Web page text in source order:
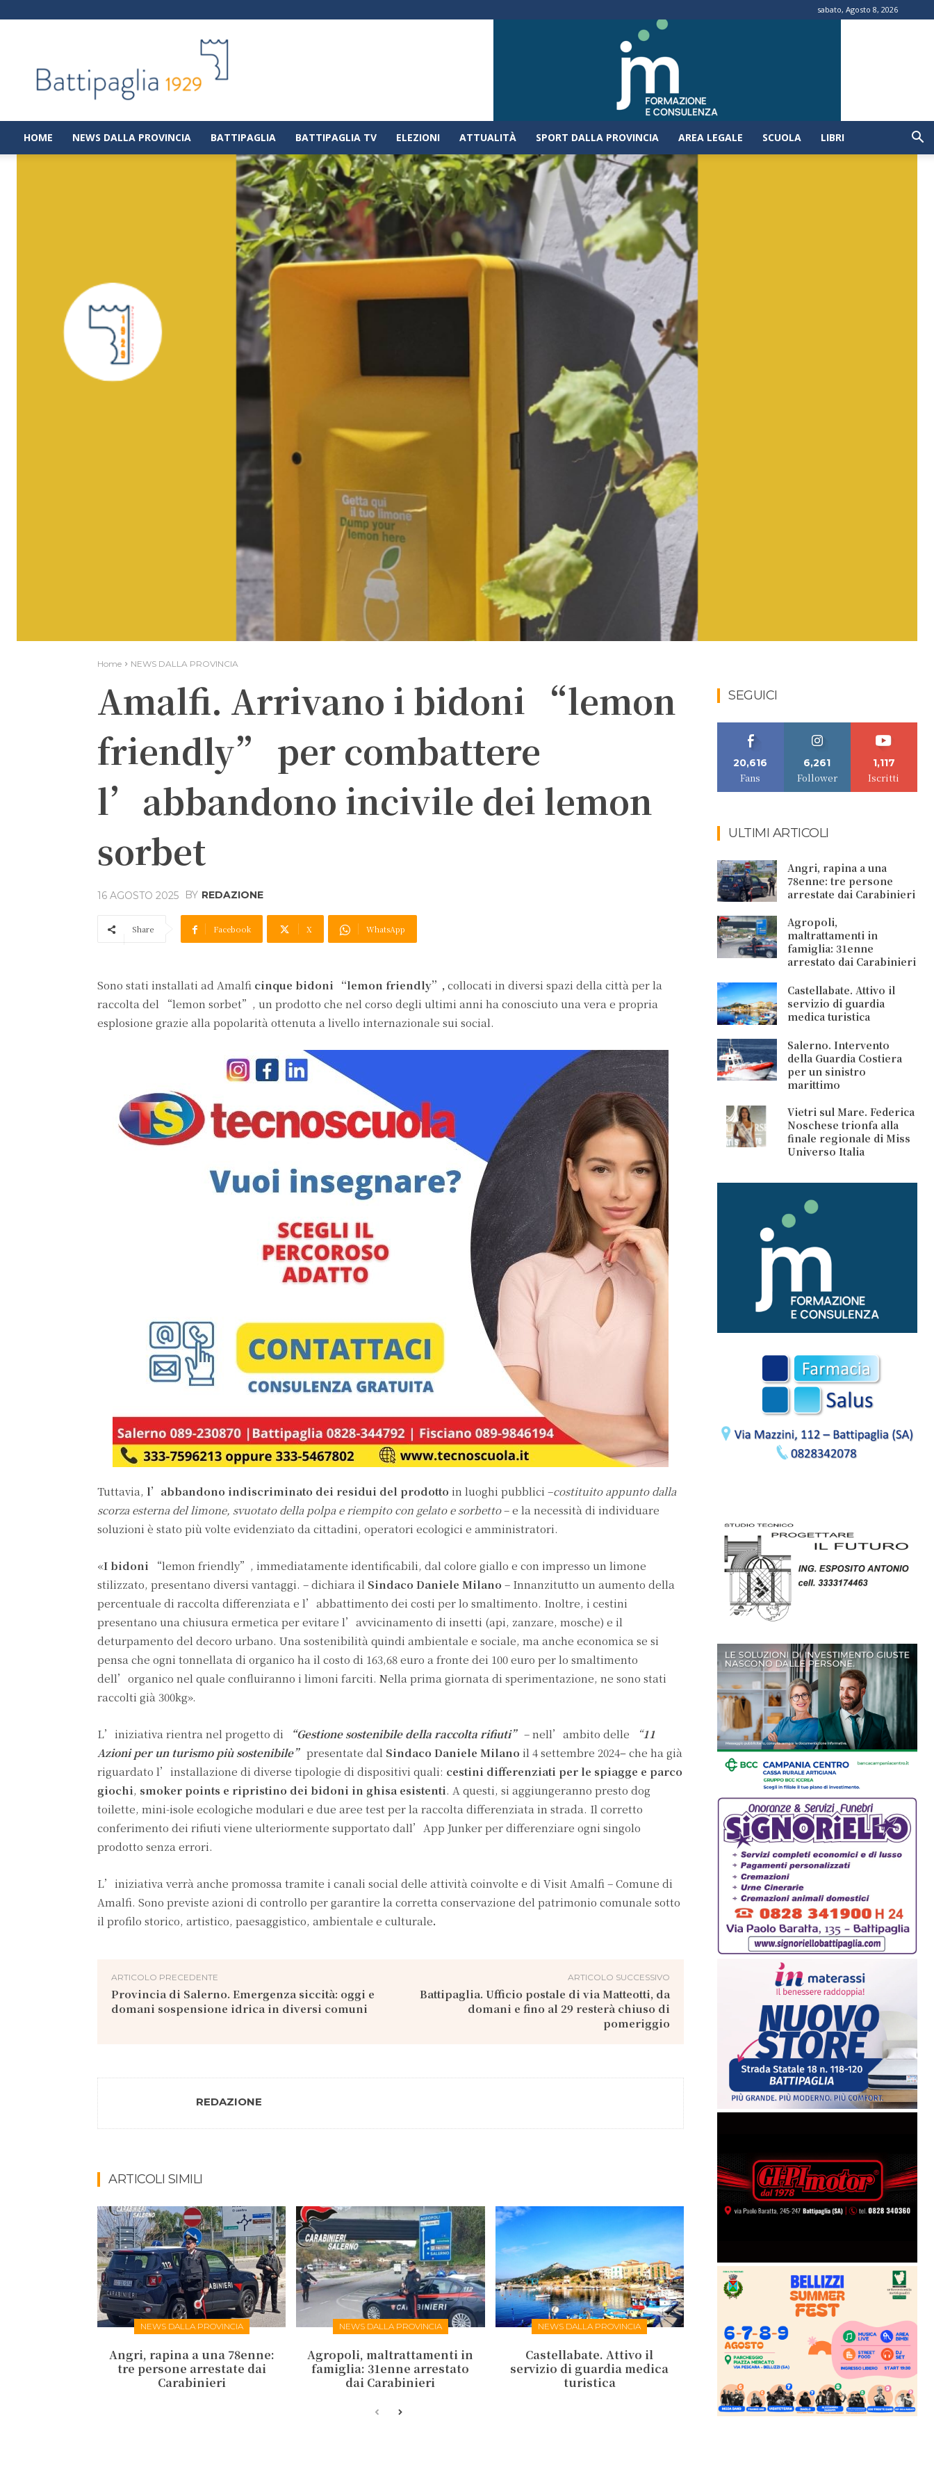
sabato, Agosto 8, 2026
|
Notizie
dalla
città
di
HOME NEWS DALLA PROVINCIA BATTIPAGLIA BATTIPAGLIA TV ELEZIONI ATTUALITÀ SPORT DALLA PROVINCIA AREA LEGALE SCUOLA LIBRI
Home NEWS DALLA PROVINCIA
Amalfi. Arrivano i bidoni “lemon
friendly” per combattere
l’abbandono incivile dei lemon
sorbet
16 AGOSTO 2025 BY REDAZIONE
Share Facebook X WhatsApp
Sono stati installati ad Amalfi cinque bidoni “lemon friendly”, collocati in diversi spazi della città per la
raccolta del “lemon sorbet”, un prodotto che nel corso degli ultimi anni ha conosciuto una vera e propria
esplosione grazie alla popolarità ottenuta a livello internazionale sui social.
Tuttavia, l’abbandono indiscriminato dei residui del prodotto in luoghi pubblici –costituito appunto dalla
scorza esterna del limone, svuotato della polpa e riempito con gelato e sorbetto– e la necessità di individuare
soluzioni è stato più volte evidenziato da cittadini, operatori ecologici e amministratori.
«I bidoni
“lemon friendly”, immediatamente identificabili, dal colore giallo e con impresso un limone
stilizzato, presentano diversi vantaggi. – dichiara il Sindaco Daniele Milano – Innanzitutto un aumento della
percentuale di raccolta differenziata e l’abbattimento dei costi per lo smaltimento. Inoltre, i cestini
presentano una chiusura ermetica per evitare l’avvicinamento di insetti (api, zanzare, mosche) e il
deturpamento del decoro urbano. Una sostenibilità quindi ambientale e sociale, ma anche economica se si
pensa che ogni tonnellata di organico ha il costo di 163,68 euro a fronte dei 100 euro per lo smaltimento
dell’organico nel quale confluiranno i limoni farciti. Nella prima giornata di sperimentazione, ne sono stati
raccolti già 300kg».
L’iniziativa rientra nel progetto di “Gestione sostenibile della raccolta rifiuti” – nell’ambito delle “11
Azioni per un turismo più sostenibile” presentate dal Sindaco Daniele Milano il 4 settembre 2024–che ha già
riguardato l’installazione di diverse tipologie di dispositivi quali: cestini differenziati per le spiagge e parco
giochi, smoker points e ripristino dei bidoni in ghisa esistenti. A questi, si aggiungeranno presto dog
toilette, mini-isole ecologiche modulari e due aree test per la raccolta differenziata in strada. Il corretto
conferimento dei rifiuti viene ulteriormente supportato dall’App Junker per differenziare ogni singolo
prodotto senza errori.
L’iniziativa verrà anche promossa tramite i canali social delle attività coinvolte e di Visit Amalfi – Comune di
Amalfi. Sono previste azioni di controllo per garantire la corretta conservazione del patrimonio comunale sotto
il profilo storico, artistico, paesaggistico, ambientale e culturale.
ARTICOLO PRECEDENTE
Provincia di Salerno. Emergenza siccità: oggi e
domani sospensione idrica in diversi comuni
ARTICOLO SUCCESSIVO
Battipaglia. Ufficio postale di via Matteotti, da
domani e fino al 29 resterà chiuso di
pomeriggio
REDAZIONE
ARTICOLI SIMILI
NEWS DALLA PROVINCIA
Angri, rapina a una 78enne:
tre persone arrestate dai
Carabinieri
NEWS DALLA PROVINCIA
Agropoli, maltrattamenti in
famiglia: 31enne arrestato
dai Carabinieri
NEWS DALLA PROVINCIA
Castellabate. Attivo il
servizio di guardia medica
turistica
SEGUICI
20,616
Fans
6,261
Follower
1,117
Iscritti
ULTIMI ARTICOLI
Angri, rapina a una
78enne: tre persone
arrestate dai Carabinieri
Agropoli,
maltrattamenti in
famiglia: 31enne
arrestato dai Carabinieri
Castellabate. Attivo il
servizio di guardia
medica turistica
Salerno. Intervento
della Guardia Costiera
per un sinistro
marittimo
Vietri sul Mare. Federica
Noschese trionfa alla
finale regionale di Miss
Universo Italia